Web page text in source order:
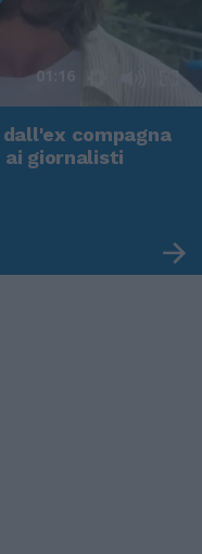
01:16
compagna
ai giornalisti